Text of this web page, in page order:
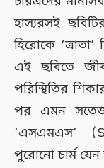
হাস্যরসই
হিরোকে
এই ছবিতে
পরিস্থিতির
পর এমন সতেজ
‘এসএমএস’
পুরোনো চার্ম